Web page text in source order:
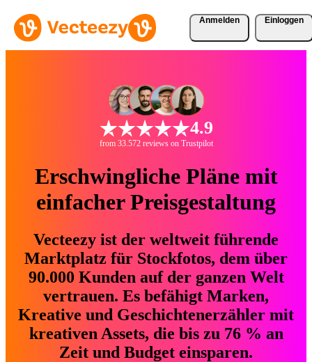
Anmelden Einloggen
4.9
from 33.572 reviews on Trustpilot
Erschwingliche Pläne mit
einfacher Preisgestaltung
Vecteezy ist der weltweit führende
Marktplatz für Stockfotos, dem über
90.000 Kunden auf der ganzen Welt
vertrauen. Es befähigt Marken,
Kreative und Geschichtenerzähler mit
kreativen Assets, die bis zu 76 % an
Zeit und Budget einsparen.